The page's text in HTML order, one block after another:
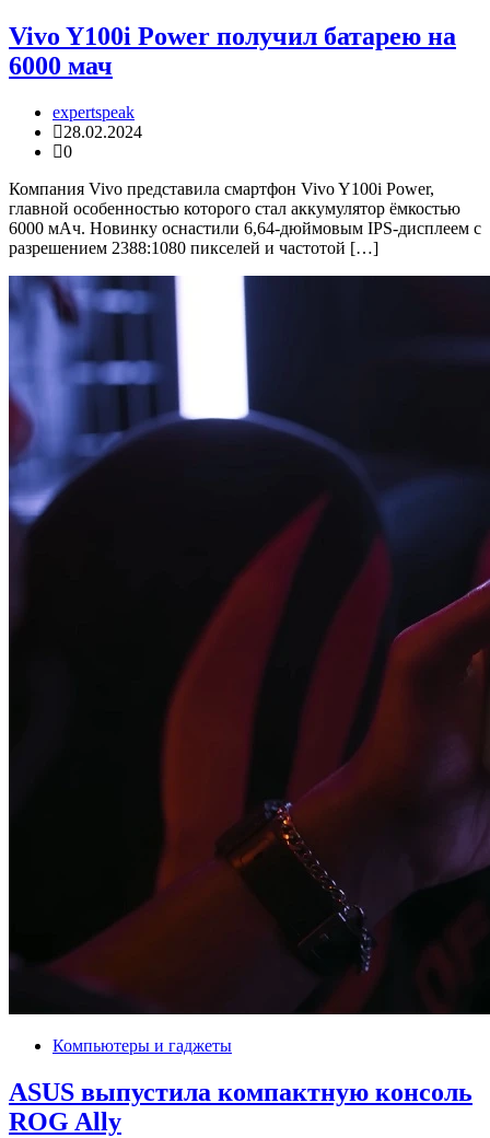
Vivo Y100i Power получил батарею на
6000 мач
expertspeak
28.02.2024
0
Компания Vivo представила смартфон Vivo Y100i Power,
главной особенностью которого стал аккумулятор ёмкостью
6000 мАч. Новинку оснастили 6,64-дюймовым IPS-дисплеем с
разрешением 2388:1080 пикселей и частотой […]
Компьютеры и гаджеты
ASUS выпустила компактную консоль
ROG Ally